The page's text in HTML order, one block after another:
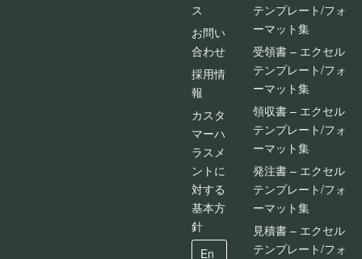
ス
お問い
合わせ
採用情
報
カスタ
マーハ
ラスメ
ントに
対する
基本方
針
En
テンプレート/フォ
ーマット集
受領書 – エクセル
テンプレート/フォ
ーマット集
領収書 – エクセル
テンプレート/フォ
ーマット集
発注書 – エクセル
テンプレート/フォ
ーマット集
見積書 – エクセル
テンプレート/フォ